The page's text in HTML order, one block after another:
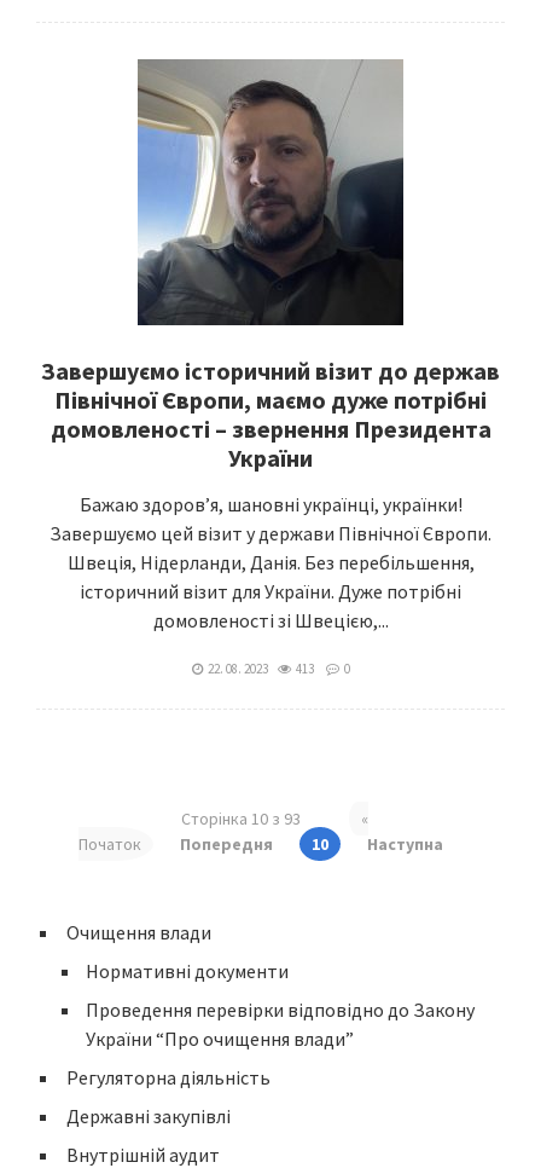
Завершуємо історичний візит до держав
Північної Європи, маємо дуже потрібні
домовленості – звернення Президента
України
Бажаю здоров’я, шановні українці, українки!
Завершуємо цей візит у держави Північної Європи.
Швеція, Нідерланди, Данія. Без перебільшення,
історичний візит для України. Дуже потрібні
домовленості зі Швецією,...
22. 08. 2023 413 0
Сторінка 10 з 93
«
Початок
Попередня 10 Наступна
Очищення влади
Нормативні документи
Проведення перевірки відповідно до Закону
України “Про очищення влади”
Регуляторна діяльність
Державні закупівлі
Внутрішній аудит